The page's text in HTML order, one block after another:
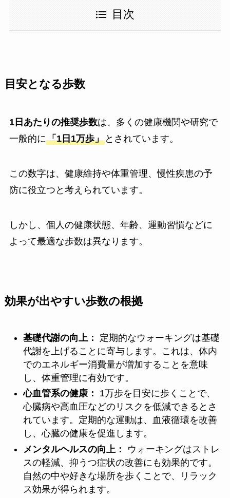
目次
目安となる歩数
1日あたりの推奨歩数は、多くの健康機関や研究で
一般的に「1日1万歩」とされています。
この数字は、健康維持や体重管理、慢性疾患の予
防に役立つと考えられています。
しかし、個人の健康状態、年齢、運動習慣などに
よって最適な歩数は異なります。
効果が出やすい歩数の根拠
基礎代謝の向上：
定期的なウォーキングは基礎
代謝を上げることに寄与します。これは、体内
でのエネルギー消費量が増加することを意味
し、体重管理に有効です。
心血管系の健康：
1万歩を目安に歩くことで、
心臓病や高血圧などのリスクを低減できるとさ
れています。定期的な運動は、血液循環を改善
し、心臓の健康を促進します。
メンタルヘルスの向上：
ウォーキングはストレ
スの軽減、抑うつ症状の改善にも効果的です。
自然の中や好きな場所を歩くことで、リラック
ス効果が得られます。